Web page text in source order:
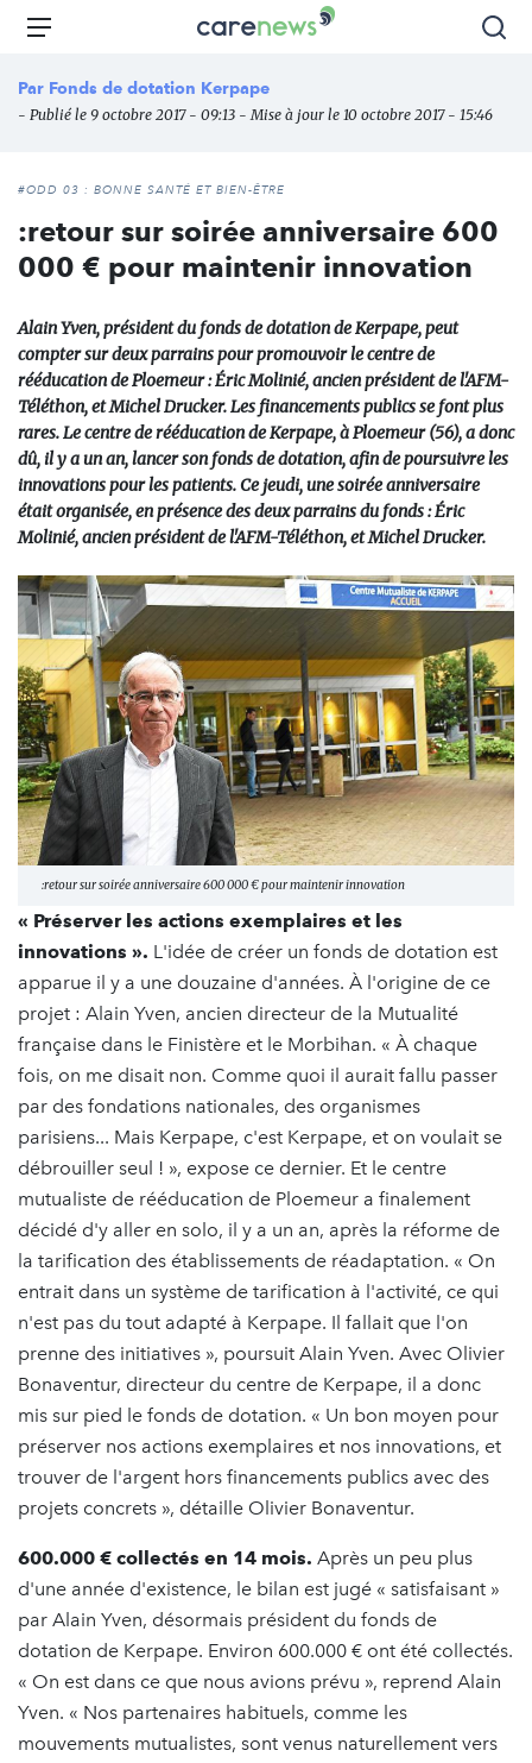
Aller
principal
Carenews,
média
des
l'engagement
Menu
Par Fonds de dotation Kerpape
- Publié le 9 octobre 2017 - 09:13 - Mise à jour le 10 octobre 2017 - 15:46
#ODD 03 : BONNE SANTÉ ET BIEN-ÊTRE
:retour sur soirée anniversaire 600
000 € pour maintenir innovation
Alain Yven, président du fonds de dotation de Kerpape, peut
compter sur deux parrains pour promouvoir le centre de
rééducation de Ploemeur : Éric Molinié, ancien président de l'AFM-
Téléthon, et Michel Drucker. Les financements publics se font plus
rares. Le centre de rééducation de Kerpape, à Ploemeur (56), a donc
dû, il y a un an, lancer son fonds de dotation, afin de poursuivre les
innovations pour les patients. Ce jeudi, une soirée anniversaire
était organisée, en présence des deux parrains du fonds : Éric
Molinié, ancien président de l'AFM-Téléthon, et Michel Drucker.
:retour sur soirée anniversaire 600 000 € pour maintenir innovation
« Préserver les actions exemplaires et les
innovations ». L'idée de créer un fonds de dotation est
apparue il y a une douzaine d'années. À l'origine de ce
projet : Alain Yven, ancien directeur de la Mutualité
française dans le Finistère et le Morbihan. « À chaque
fois, on me disait non. Comme quoi il aurait fallu passer
par des fondations nationales, des organismes
parisiens... Mais Kerpape, c'est Kerpape, et on voulait se
débrouiller seul ! », expose ce dernier. Et le centre
mutualiste de rééducation de Ploemeur a finalement
décidé d'y aller en solo, il y a un an, après la réforme de
la tarification des établissements de réadaptation. « On
entrait dans un système de tarification à l'activité, ce qui
n'est pas du tout adapté à Kerpape. Il fallait que l'on
prenne des initiatives », poursuit Alain Yven. Avec Olivier
Bonaventur, directeur du centre de Kerpape, il a donc
mis sur pied le fonds de dotation. « Un bon moyen pour
préserver nos actions exemplaires et nos innovations, et
trouver de l'argent hors financements publics avec des
projets concrets », détaille Olivier Bonaventur.
600.000 € collectés en 14 mois. Après un peu plus
d'une année d'existence, le bilan est jugé « satisfaisant »
par Alain Yven, désormais président du fonds de
dotation de Kerpape. Environ 600.000 € ont été collectés.
« On est dans ce que nous avions prévu », reprend Alain
Yven. « Nos partenaires habituels, comme les
mouvements mutualistes, sont venus naturellement vers